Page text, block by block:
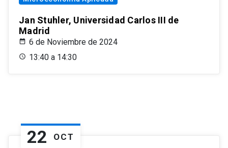
Jan Stuhler, Universidad Carlos III de
Madrid
6 de Noviembre de 2024
13:40 a 14:30
22 OCT